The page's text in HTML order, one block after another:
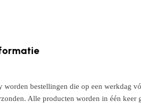
bestellingen die op een werkdag
Alle producten worden in één